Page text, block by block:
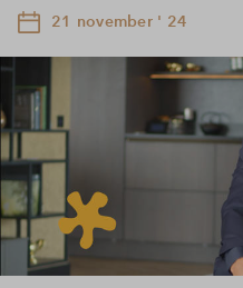
21 november ' 24